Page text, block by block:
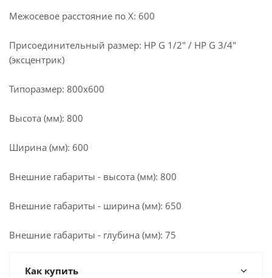
Межосевое расстояние по X: 600
Присоединительный размер: НР G 1/2" / НР G 3/4"
(эксцентрик)
Типоразмер: 800x600
Высота (мм): 800
Ширина (мм): 600
Внешние габариты - высота (мм): 800
Внешние габариты - ширина (мм): 650
Внешние габариты - глубина (мм): 75
Как купить